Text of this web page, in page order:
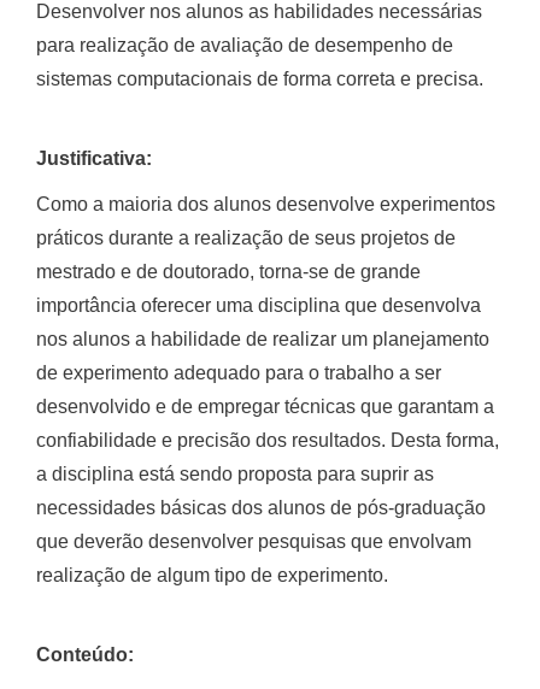
Desenvolver nos alunos as habilidades necessárias
para realização de avaliação de desempenho de
sistemas computacionais de forma correta e precisa.
Justificativa:
Como a maioria dos alunos desenvolve experimentos
práticos durante a realização de seus projetos de
mestrado e de doutorado, torna-se de grande
importância oferecer uma disciplina que desenvolva
nos alunos a habilidade de realizar um planejamento
de experimento adequado para o trabalho a ser
desenvolvido e de empregar técnicas que garantam a
confiabilidade e precisão dos resultados. Desta forma,
a disciplina está sendo proposta para suprir as
necessidades básicas dos alunos de pós-graduação
que deverão desenvolver pesquisas que envolvam
realização de algum tipo de experimento.
Conteúdo: